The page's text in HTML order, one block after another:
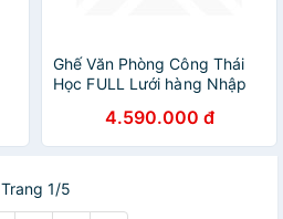
Ghế Văn Phòng Công Thái
Học FULL Lưới hàng Nhập
Tốt cho Lưng, Siêu Phẩm
bán chạy nhất thị trường
4.590.000 đ
Trang 1/5